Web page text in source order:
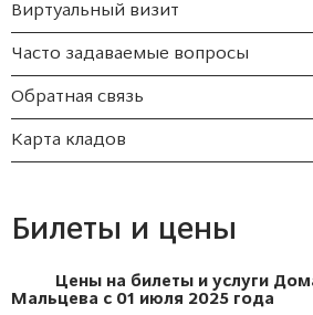
Виртуальный визит
Часто задаваемые вопросы
Обратная связь
Карта кладов
Билеты и цены
Цены на билеты и услуги
Мальцева с 01 июля 2025 года